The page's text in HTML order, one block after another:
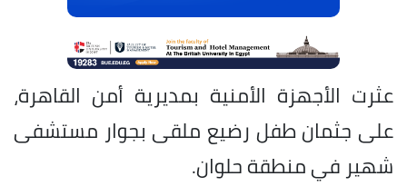
عثرت الأجهزة الأمنية بمديرية أمن القاهرة،
على جثمان طفل رضيع ملقى بجوار مستشفى
شهير في منطقة حلوان.